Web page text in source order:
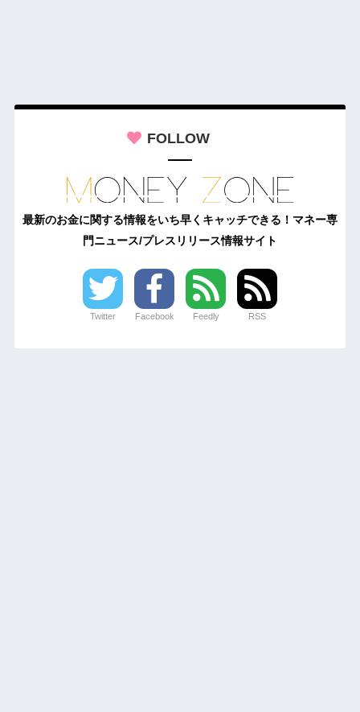
FOLLOW
最新のお金に関する情報をいち早くキャッチできる！マネー専
門ニュース/プレスリリース情報サイト
Twitter Facebook Feedly RSS